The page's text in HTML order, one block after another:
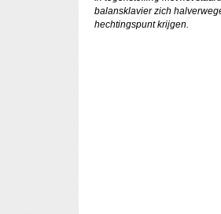
balansklavier zich
hechtingspunt krijgen.